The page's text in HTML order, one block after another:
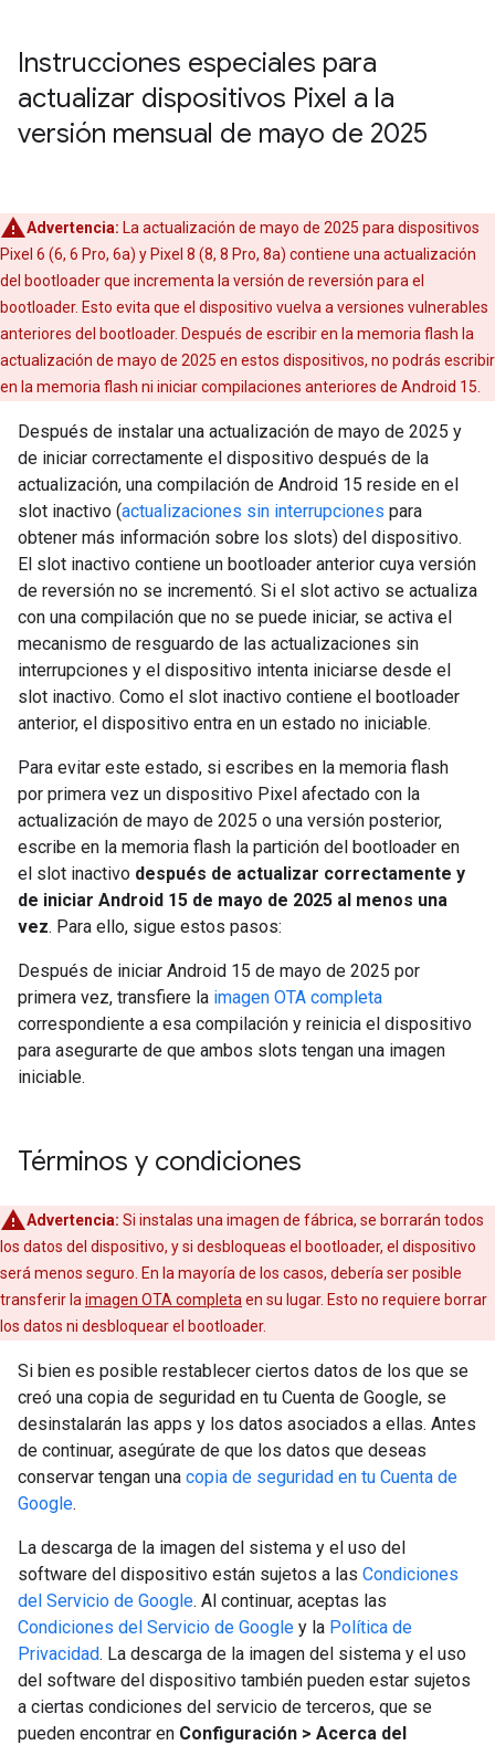
Instrucciones especiales para
actualizar dispositivos Pixel a la
versión mensual de mayo de 2025
Advertencia: La actualización de mayo de 2025 para dispositivos
Pixel 6 (6, 6 Pro, 6a) y Pixel 8 (8, 8 Pro, 8a) contiene una actualización
del bootloader que incrementa la versión de reversión para el
bootloader. Esto evita que el dispositivo vuelva a versiones vulnerables
anteriores del bootloader. Después de escribir en la memoria flash la
actualización de mayo de 2025 en estos dispositivos, no podrás escribir
en la memoria flash ni iniciar compilaciones anteriores de Android 15.
Después de instalar una actualización de mayo de 2025 y
de iniciar correctamente el dispositivo después de la
actualización, una compilación de Android 15 reside en el
slot inactivo (actualizaciones sin interrupciones para
obtener más información sobre los slots) del dispositivo.
El slot inactivo contiene un bootloader anterior cuya versión
de reversión no se incrementó. Si el slot activo se actualiza
con una compilación que no se puede iniciar, se activa el
mecanismo de resguardo de las actualizaciones sin
interrupciones y el dispositivo intenta iniciarse desde el
slot inactivo. Como el slot inactivo contiene el bootloader
anterior, el dispositivo entra en un estado no iniciable.
Para evitar este estado, si escribes en la memoria flash
por primera vez un dispositivo Pixel afectado con la
actualización de mayo de 2025 o una versión posterior,
escribe en la memoria flash la partición del bootloader en
el slot inactivo después de actualizar correctamente y
de iniciar Android 15 de mayo de 2025 al menos una
vez. Para ello, sigue estos pasos:
Después de iniciar Android 15 de mayo de 2025 por
primera vez, transfiere la imagen OTA completa
correspondiente a esa compilación y reinicia el dispositivo
para asegurarte de que ambos slots tengan una imagen
iniciable.
Términos y condiciones
Advertencia: Si instalas una imagen de fábrica, se borrarán todos
los datos del dispositivo, y si desbloqueas el bootloader, el dispositivo
será menos seguro. En la mayoría de los casos, debería ser posible
transferir la imagen OTA completa en su lugar. Esto no requiere borrar
los datos ni desbloquear el bootloader.
Si bien es posible restablecer ciertos datos de los que se
creó una copia de seguridad en tu Cuenta de Google, se
desinstalarán las apps y los datos asociados a ellas. Antes
de continuar, asegúrate de que los datos que deseas
conservar tengan una copia de seguridad en tu Cuenta de
Google.
La descarga de la imagen del sistema y el uso del
software del dispositivo están sujetos a las Condiciones
del Servicio de Google. Al continuar, aceptas las
Condiciones del Servicio de Google y la Política de
Privacidad. La descarga de la imagen del sistema y el uso
del software del dispositivo también pueden estar sujetos
a ciertas condiciones del servicio de terceros, que se
pueden encontrar en Configuración > Acerca del